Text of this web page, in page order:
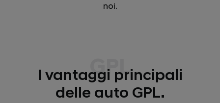
noi.
GPL
I vantaggi principali
delle auto GPL.